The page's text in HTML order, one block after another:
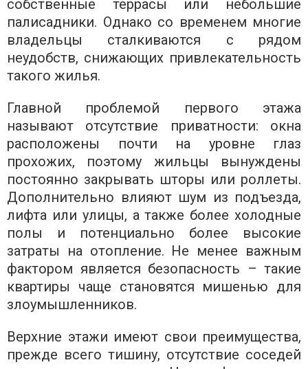
собственные террасы или небольшие
палисадники. Однако со временем многие
владельцы сталкиваются с рядом
неудобств, снижающих привлекательность
такого жилья.
Главной проблемой первого этажа
называют отсутствие приватности: окна
расположены почти на уровне глаз
прохожих, поэтому жильцы вынуждены
постоянно закрывать шторы или роллеты.
Дополнительно влияют шум из подъезда,
лифта или улицы, а также более холодные
полы и потенциально более высокие
затраты на отопление. Не менее важным
фактором является безопасность – такие
квартиры чаще становятся мишенью для
злоумышленников.
Верхние этажи имеют свои преимущества,
прежде всего тишину, отсутствие соседей